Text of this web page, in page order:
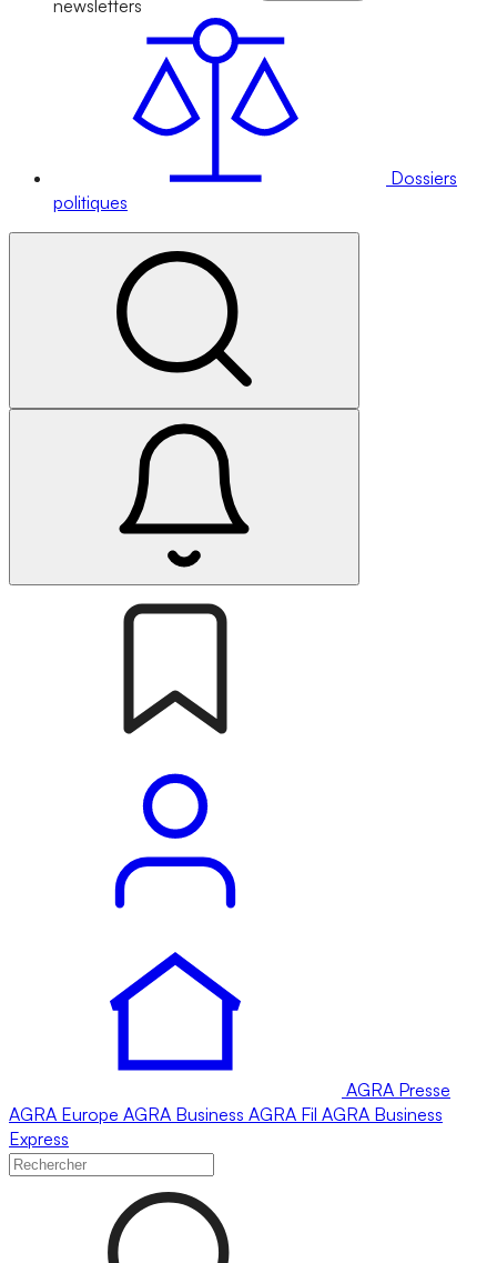
newsletters
Dossiers
politiques
AGRA Presse
AGRA Europe AGRA Business AGRA Fil AGRA Business
Express